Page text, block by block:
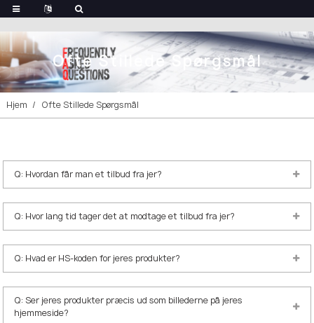
Ofte Stillede Spørgsmål
Hjem Ofte Stillede Spørgsmål
Q: Hvordan får man et tilbud fra jer?
Q: Hvor lang tid tager det at modtage et tilbud fra jer?
Q: Hvad er HS-koden for jeres produkter?
Q: Ser jeres produkter præcis ud som billederne på jeres
hjemmeside?